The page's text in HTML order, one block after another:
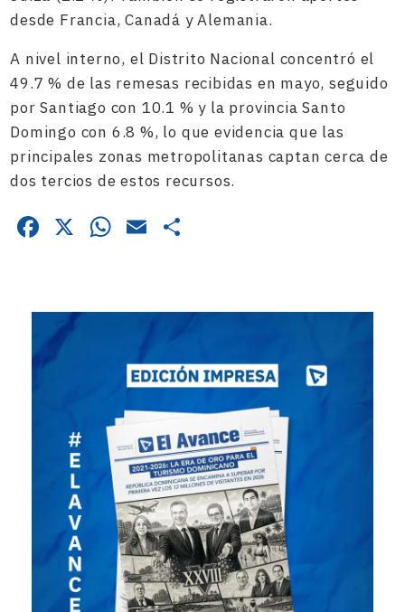
desde Francia, Canadá y Alemania.
A nivel interno, el Distrito Nacional concentró el
49.7 % de las remesas recibidas en mayo, seguido
por Santiago con 10.1 % y la provincia Santo
Domingo con 6.8 %, lo que evidencia que las
principales zonas metropolitanas captan cerca de
dos tercios de estos recursos.
Facebook
X WhatsApp
Email